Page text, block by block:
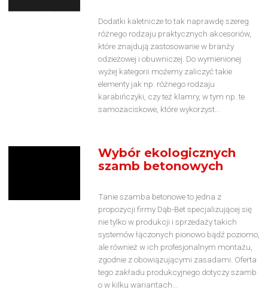
Dodatki kaletnicze to tak naprawdę szereg
różnego rodzaju praktycznych akcesoriów,
które znajdują zastosowanie w branży
odzieżowej i obuwniczej. Do wymienionej
wyżej kategorii możemy zaliczyć takie
elementy jak np. różnego rodzaju
karabińczyki, czy też klamry, w tym np. te
samozaciskowe, które wykorzyst...
Wybór ekologicznych
szamb betonowych
Tanie szamba betonowe to jedna z
propozycji firmy Dąb-Bet specjalizującej się
nie tylko w produkcji i sprzedaży takich
systemów łączonych pionowo bądź poziomo,
ale również w ich profesjonalnym montażu,
zgodnie z obowiązującymi zasadami. Oferta
tego zakładu produkcyjnego dotyczy szamb
o w kilku wariantach...